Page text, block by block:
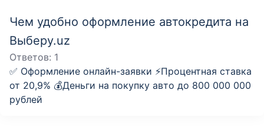
Чем удобно оформление автокредита на
Выберу.uz
Ответов: 1
✅ Оформление онлайн-заявки ⚡️Процентная ставка
от 20,9% 💰Деньги на покупку авто до 800 000 000
рублей